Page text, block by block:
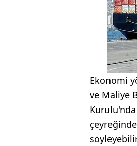
Ekonomi
ve Maliye
Kurulu'nda